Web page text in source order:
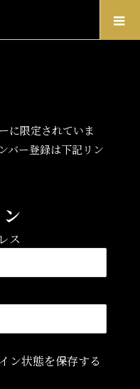
に限定されていま
バー登録は下記リン
ス
ン状態を保存する